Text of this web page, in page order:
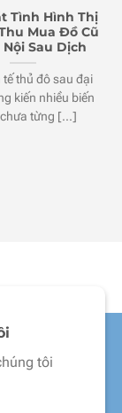
Tình Hình Thị
Mua Đồ Cũ
Nội Sau Dịch
tế thủ đô sau đại
kiến nhiều biến
từng [...]
tôi